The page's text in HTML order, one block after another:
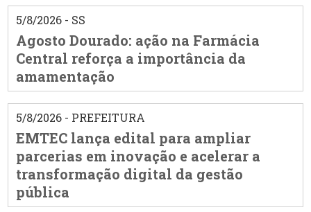
5/8/2026 - SS
Agosto Dourado: ação na Farmácia
Central reforça a importância da
amamentação
5/8/2026 - PREFEITURA
EMTEC lança edital para ampliar
parcerias em inovação e acelerar a
transformação digital da gestão
pública